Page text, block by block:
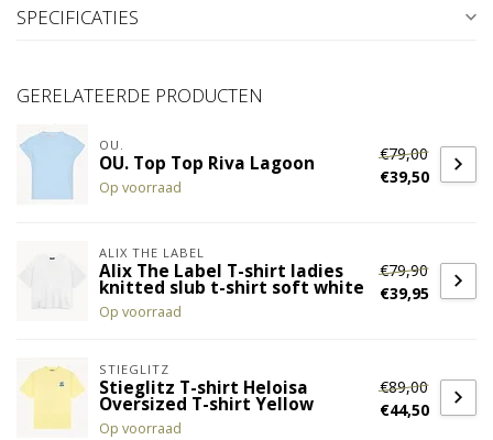
SPECIFICATIES
GERELATEERDE PRODUCTEN
OU.
OU. Top Top Riva Lagoon
Op voorraad
€79,00
€39,50
ALIX THE LABEL
Alix The Label T-shirt ladies
knitted slub t-shirt soft white
Op voorraad
€79,90
€39,95
STIEGLITZ
Stieglitz T-shirt Heloisa
Oversized T-shirt Yellow
Op voorraad
€89,00
€44,50